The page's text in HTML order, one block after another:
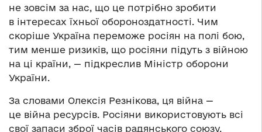
не зовсім за нас, що це потрібно зробити
в інтересах їхньої обороноздатності. Чим
скоріше Україна переможе росіян на полі бою,
тим менше ризиків, що росіяни підуть з війною
на ці країни, — підкреслив Міністр оборони
України.
За словами Олексія Резнікова, ця війна —
це війна ресурсів. Росіяни використовують всі
свої запаси зброї часів радянського союзу,